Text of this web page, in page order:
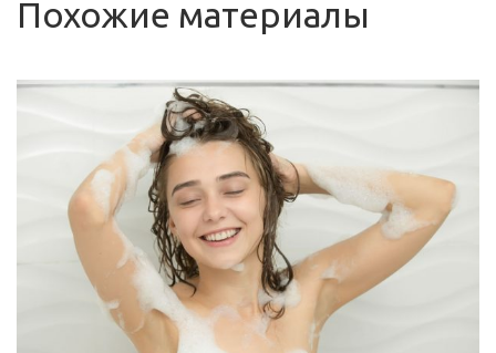
Похожие материалы